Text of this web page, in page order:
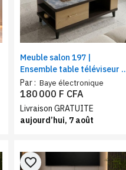
Meuble salon 197 |
Ensemble table téléviseur +
table basse
Par : Baye électronique
180 000 F CFA
Livraison GRATUITE
aujourd’hui, 7 août
favorite_border